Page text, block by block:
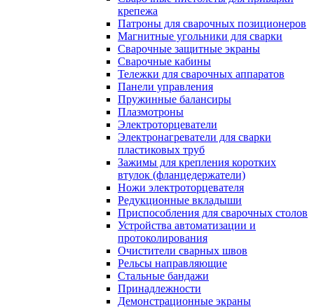
крепежа
Патроны для сварочных позиционеров
Магнитные угольники для сварки
Сварочные защитные экраны
Сварочные кабины
Тележки для сварочных аппаратов
Панели управления
Пружинные балансиры
Плазмотроны
Электроторцеватели
Электронагреватели для сварки
пластиковых труб
Зажимы для крепления коротких
втулок (фланцедержатели)
Ножи электроторцевателя
Редукционные вкладыши
Приспособления для сварочных столов
Устройства автоматизации и
протоколирования
Очистители сварных швов
Рельсы направляющие
Стальные бандажи
Принадлежности
Демонстрационные экраны